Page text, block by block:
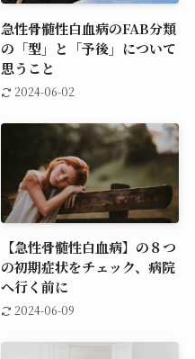
急性骨髄性白血病のFAB分類
の「型」と「予後」について
思うこと
2024-06-02
【急性骨髄性白血病】の８つ
の初期症状をチェック、病院
へ行く前に
2024-06-09